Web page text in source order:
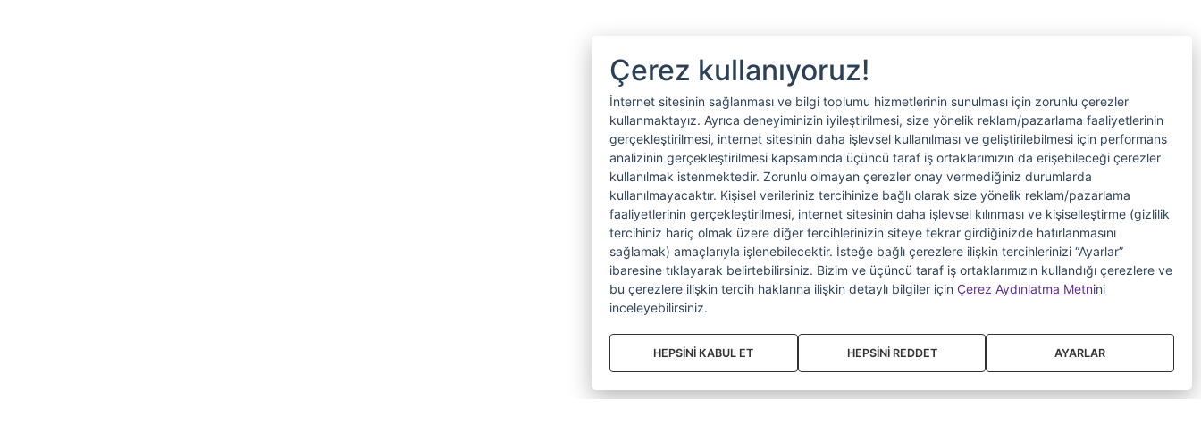
Çerez kullanıyoruz!
İnternet sitesinin sağlanması ve bilgi toplumu hizmetlerinin sunulması için zorunlu çerezler
kullanmaktayız. Ayrıca deneyiminizin iyileştirilmesi, size yönelik reklam/pazarlama faaliyetlerinin
gerçekleştirilmesi, internet sitesinin daha işlevsel kullanılması ve geliştirilebilmesi için performans
analizinin gerçekleştirilmesi kapsamında üçüncü taraf iş ortaklarımızın da erişebileceği çerezler
kullanılmak istenmektedir. Zorunlu olmayan çerezler onay vermediğiniz durumlarda
kullanılmayacaktır. Kişisel verileriniz tercihinize bağlı olarak size yönelik reklam/pazarlama
faaliyetlerinin gerçekleştirilmesi, internet sitesinin daha işlevsel kılınması ve kişiselleştirme (gizlilik
tercihiniz hariç olmak üzere diğer tercihlerinizin siteye tekrar girdiğinizde hatırlanmasını
sağlamak) amaçlarıyla işlenebilecektir. İsteğe bağlı çerezlere ilişkin tercihlerinizi “Ayarlar”
ibaresine tıklayarak belirtebilirsiniz. Bizim ve üçüncü taraf iş ortaklarımızın kullandığı çerezlere ve
bu çerezlere ilişkin tercih haklarına ilişkin detaylı bilgiler için Çerez Aydınlatma Metnini
inceleyebilirsiniz.
HEPSİNİ KABUL ET HEPSİNİ REDDET AYARLAR